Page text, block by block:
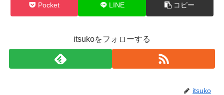
Pocket LINE コピー
itsukoをフォローする
itsuko